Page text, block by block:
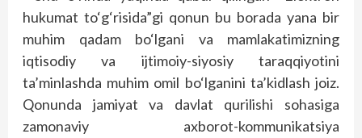
hukumat to‘g‘risida”gi qonun bu borada yana bir
muhim qadam bo‘lgani va mamlakatimizning
iqtisodiy va ijtimoiy-siyosiy taraqqiyotini
ta’minlashda muhim omil bo‘lganini ta’kidlash joiz.
Qonunda jamiyat va davlat qurilishi sohasiga
zamonaviy axborot-kommunikatsiya